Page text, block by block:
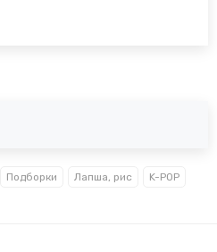
Подборки Лапша, рис K-POP